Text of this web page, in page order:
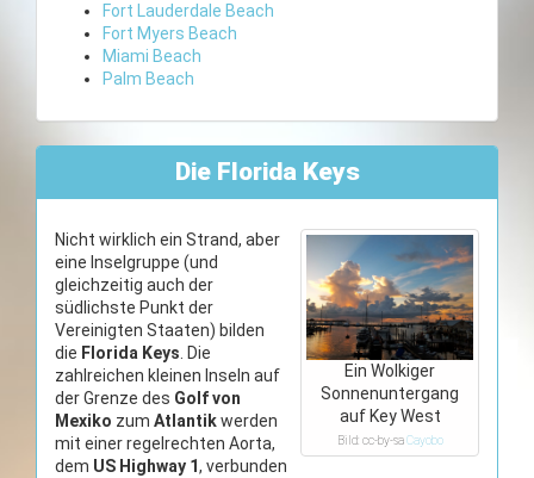
Fort Lauderdale Beach
Fort Myers Beach
Miami Beach
Palm Beach
Die Florida Keys
Ein Wolkiger
Sonnenuntergang
auf Key West
Bild: cc-by-saCayobo
Nicht wirklich ein Strand, aber
eine Inselgruppe (und
gleichzeitig auch der
südlichste Punkt der
Vereinigten Staaten) bilden
die Florida Keys . Die
zahlreichen kleinen Inseln auf
der Grenze des Golf von
Mexiko zum Atlantikwerden
mit einer regelrechten Aorta,
dem US Highway 1, verbunden